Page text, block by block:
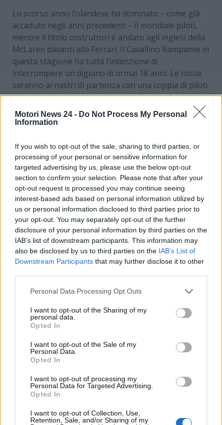
Motori News 24 - Do Not Process My Personal
Information
If you wish to opt-out of the sale, sharing to third parties, or
processing of your personal or sensitive information for
targeted advertising by us, please use the below opt-out
section to confirm your selection. Please note that after your
opt-out request is processed you may continue seeing
interest-based ads based on personal information utilized by
us or personal information disclosed to third parties prior to
your opt-out. You may separately opt-out of the further
disclosure of your personal information by third parties on the
IAB’s list of downstream participants. This information may
also be disclosed by us to third parties on the IAB’s List of
Downstream Participants that may further disclose it to other
Personal Data Processing Opt Outs
I want to opt-out of the Sharing of my
personal data.
Opted In
I want to opt-out of the Sale of my
Personal Data.
Opted In
I want to opt-out of processing my
Personal Data for Targeted Advertising.
Opted In
I want to opt-out of Collection, Use,
Retention, Sale, and/or Sharing of my
Lo scorso anno l’olandese ha dominato – come già
accaduto negli anni precedenti – il mondiale piloti,
mentre il titolo costruttori è andato agli inglesi della
McLaren davanti alla Ferrari. Il Cavallino Rampante in
questa stagione ha tutta l’intenzione di
interrompere un digiuno di ormai 18 anni. Le rosse
saranno ai nastri di partenza con una coppia di piloti
davvero straordinaria, vale a direCharles Leclerce il
sette volte campione del mondo
Lewis Hamilton,
approdato in Ferrari al posto di Carlos Sainz.
scagliato contro Netflix e la serie TV Drive to
Survive 7?Ecco tutto quello che c’è da sapere in
merito.
Max Verstappen all’attacco
di Netflix: le parole al veleno
del pilota olandese
Nella settima stagione della serie TV Drive to Survive
– serie incentrata sulle vicende accadute realmente
sulla prima vittoria assoluta di Lando Norris,
arrivata a Miamilo scorso 5 maggio 2024. Il pilota
della McLaren in quell’occasione mantenne un passo
gara costante per tutta la gara e beneficiò della
Safety Car uscita nel momento giusto per passare
davanti proprio a Max Verstappen e a Charles